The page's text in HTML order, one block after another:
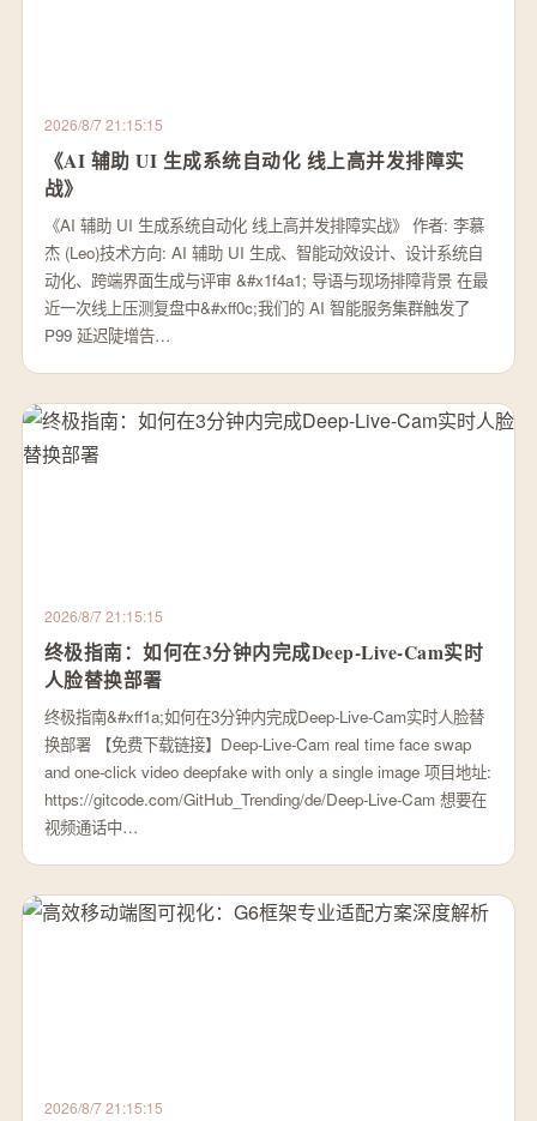
2026/8/7 21:15:15
《AI 辅助 UI 生成系统自动化 线上高并发排障实
战》
《AI 辅助 UI 生成系统自动化 线上高并发排障实战》 作者: 李慕
杰 (Leo)技术方向: AI 辅助 UI 生成、智能动效设计、设计系统自
动化、跨端界面生成与评审 &#x1f4a1; 导语与现场排障背景 在最
近一次线上压测复盘中&#xff0c;我们的 AI 智能服务集群触发了
P99 延迟陡增告…
2026/8/7 21:15:15
终极指南：如何在3分钟内完成Deep-Live-Cam实时
人脸替换部署
终极指南&#xff1a;如何在3分钟内完成Deep-Live-Cam实时人脸替
换部署 【免费下载链接】Deep-Live-Cam real time face swap
and one-click video deepfake with only a single image 项目地址:
https://gitcode.com/GitHub_Trending/de/Deep-Live-Cam 想要在
视频通话中…
2026/8/7 21:15:15